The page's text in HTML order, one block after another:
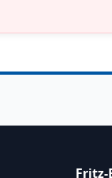
Fritz-